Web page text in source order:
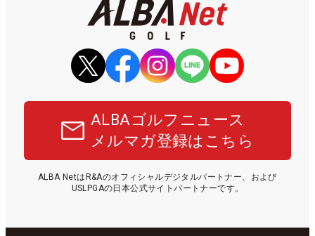
ALBAゴルフニュース
メルマガ登録はこちら
ALBA NetはR&Aのオフィシャルデジタルパートナー、および
USLPGAの日本公式サイトパートナーです。